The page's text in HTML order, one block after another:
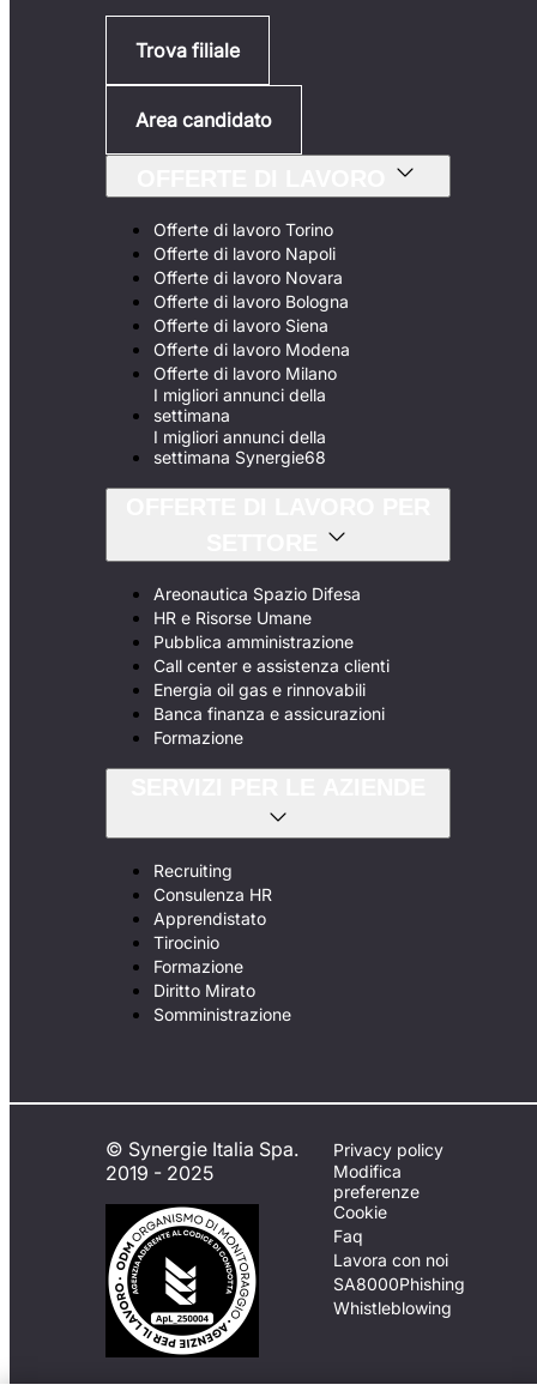
Trova filiale
Area candidato
Offerte di lavoro Torino
Offerte di lavoro Napoli
Offerte di lavoro Novara
Offerte di lavoro Bologna
Offerte di lavoro Siena
Offerte di lavoro Modena
Offerte di lavoro Milano
I migliori annunci della
settimana
I migliori annunci della
settimana Synergie68
Areonautica Spazio Difesa
HR e Risorse Umane
Pubblica amministrazione
Call center e assistenza clienti
Energia oil gas e rinnovabili
Banca finanza e assicurazioni
Formazione
Recruiting
Consulenza HR
Apprendistato
Tirocinio
Formazione
Diritto Mirato
Somministrazione
© Synergie Italia Spa.
2019 - 2025
Privacy policy
Modifica
preferenze
Cookie
Faq
Lavora con noi
SA8000Phishing
Whistleblowing